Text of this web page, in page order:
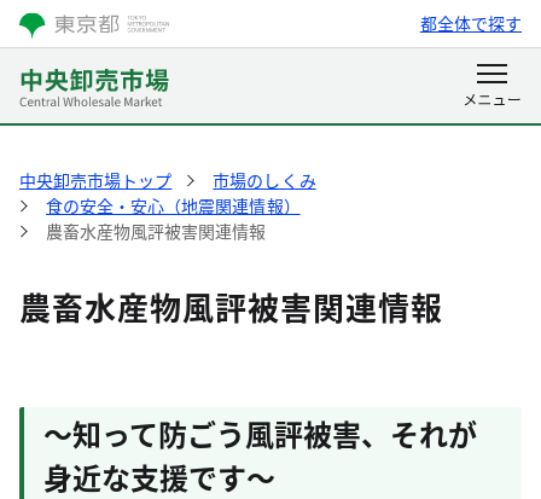
都全体で探す
中央卸売市場トップ
市場のしくみ
食の安全・安心（地震関連情報）
農畜水産物風評被害関連情報
農畜水産物風評被害関連情報
～知って防ごう風評被害、それが
身近な支援です～